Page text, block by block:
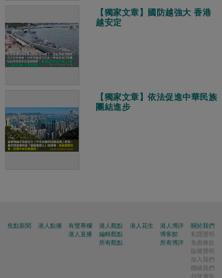
【獨家文章】國防越強大 香港
越安定
【獨家文章】依法促進中華民族
團結進步
焦點新聞 港人點播
有聲專欄
港人直播
港人觀點
編輯觀點
所有觀點
港人花生
港人博評
博客館
所有博評
關於我們
私隱聲明
免責條款
版權聲明
加入我們
聯絡我們